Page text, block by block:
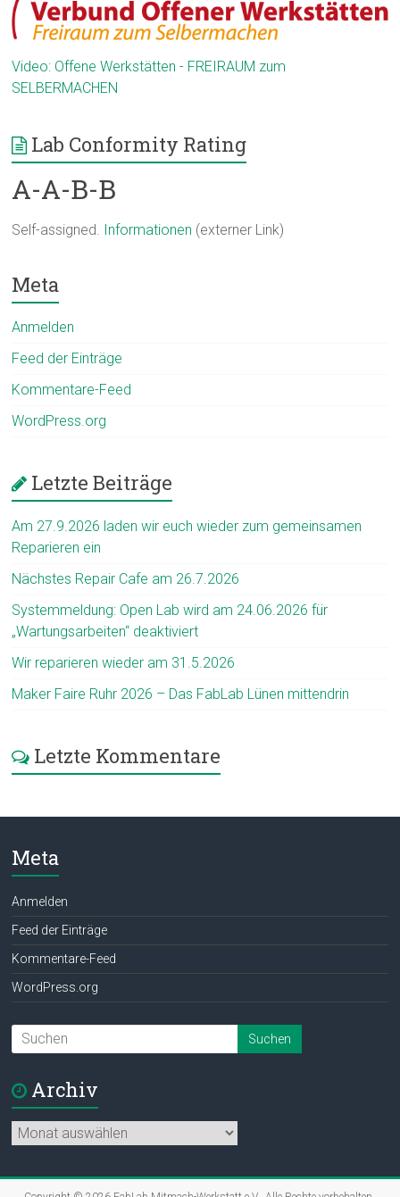
Video: Offene Werkstätten - FREIRAUM zum
SELBERMACHEN
Lab Conformity Rating
A-A-B-B
Self-assigned. Informationen (externer Link)
Meta
Anmelden
Feed der Einträge
Kommentare-Feed
WordPress.org
Letzte Beiträge
Am 27.9.2026 laden wir euch wieder zum gemeinsamen
Reparieren ein
Nächstes Repair Cafe am 26.7.2026
Systemmeldung: Open Lab wird am 24.06.2026 für
„Wartungsarbeiten“ deaktiviert
Wir reparieren wieder am 31.5.2026
Maker Faire Ruhr 2026 – Das FabLab Lünen mittendrin
Letzte Kommentare
Meta
Anmelden
Feed der Einträge
Kommentare-Feed
WordPress.org
Archiv
Archiv